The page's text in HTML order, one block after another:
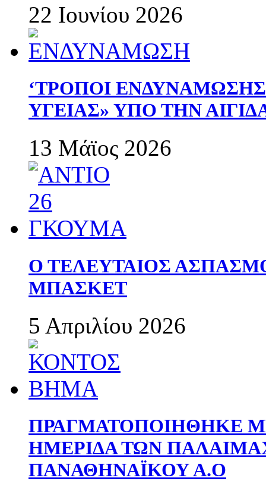
22 Ιουνίου 2026
‘ΤΡΟΠΟΙ
ΥΓΕΙΑΣ» ΥΠΟ ΤΗΝ
13 Μάϊος 2026
Ο ΤΕΛΕΥΤΑΙΟΣ
ΜΠΑΣΚΕΤ
5 Απριλίου 2026
ΠΡΑΓΜΑΤΟΠΟΙΗΘΗΚΕ
ΗΜΕΡΙΔΑ ΤΩΝ
ΠΑΝΑΘΗΝΑΪΚΟΥ Α.Ο